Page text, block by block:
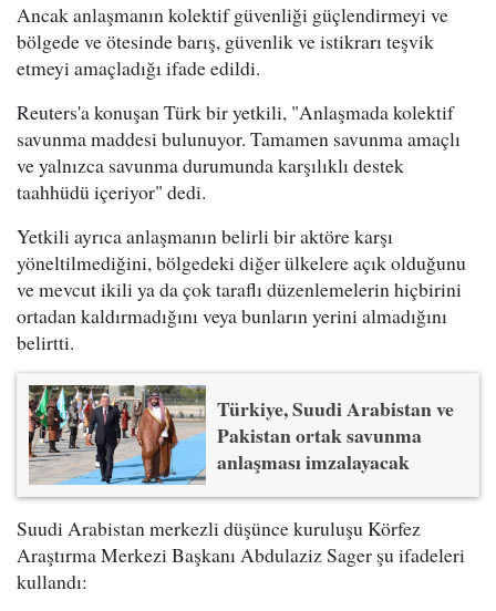
Ancak anlaşmanın kolektif güvenliği güçlendirmeyi ve
bölgede ve ötesinde barış, güvenlik ve istikrarı teşvik
etmeyi amaçladığı ifade edildi.
Reuters'a konuşan Türk bir yetkili, "Anlaşmada kolektif
savunma maddesi bulunuyor. Tamamen savunma amaçlı
ve yalnızca savunma durumunda karşılıklı destek
taahhüdü içeriyor" dedi.
Yetkili ayrıca anlaşmanın belirli bir aktöre karşı
yöneltilmediğini, bölgedeki diğer ülkelere açık olduğunu
ve mevcut ikili ya da çok taraflı düzenlemelerin hiçbirini
ortadan kaldırmadığını veya bunların yerini almadığını
belirtti.
Türkiye, Suudi Arabistan ve
Pakistan ortak savunma
anlaşması imzalayacak
Suudi Arabistan merkezli düşünce kuruluşu Körfez
Araştırma Merkezi Başkanı Abdulaziz Sager şu ifadeleri
kullandı: